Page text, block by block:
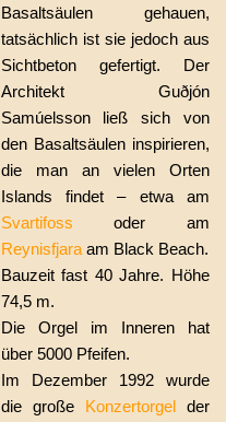
Basaltsäulen gehauen,
tatsächlich ist sie jedoch aus
Sichtbeton gefertigt. Der
Architekt Guðjón
Samúelsson ließ sich von
den Basaltsäulen inspirieren,
die man an vielen Orten
Islands findet – etwa am
Svartifoss oder am
Reynisfjaraam Black Beach.
Bauzeit fast 40 Jahre. Höhe
74,5 m.
Die Orgel im Inneren hat
über 5000 Pfeifen.
Im Dezember 1992 wurde
die große Konzertorgel der